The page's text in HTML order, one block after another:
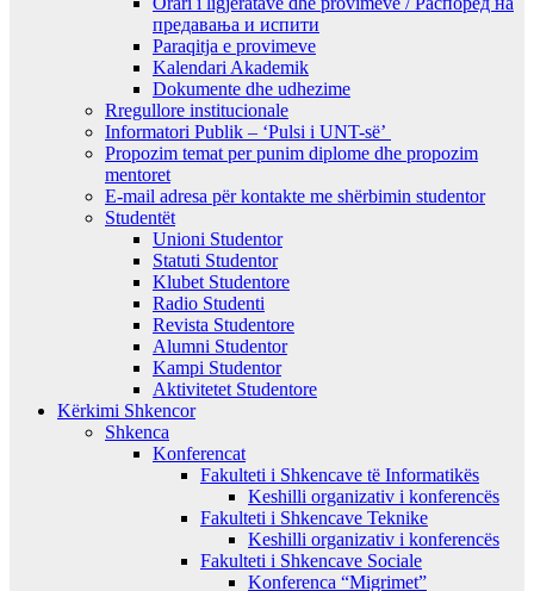
предавањa и испити
Paraqitja e provimeve
Kalendari Akademik
Dokumente dhe udhezime
Rregullore institucionale
Informatori Publik – ‘Pulsi i UNT-së’
Propozim temat per punim diplome dhe propozim
mentoret
E-mail adresa për kontakte me shërbimin studentor
Studentët
Unioni Studentor
Statuti Studentor
Klubet Studentore
Radio Studenti
Revista Studentore
Alumni Studentor
Kampi Studentor
Aktivitetet Studentore
Kërkimi Shkencor
Shkenca
Konferencat
Fakulteti i Shkencave të Informatikës
Keshilli organizativ i konferencës
Fakulteti i Shkencave Teknike
Keshilli organizativ i konferencës
Fakulteti i Shkencave Sociale
Konferenca “Migrimet”